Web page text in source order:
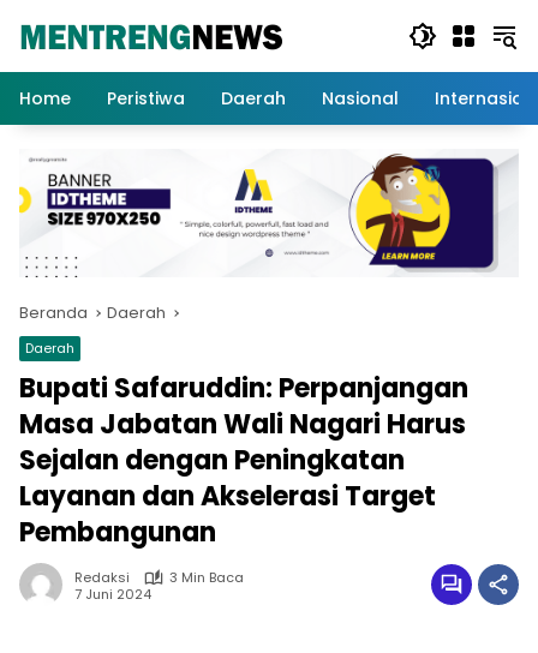
Home
Peristiwa Daerah Nasional
Beranda Daerah
Daerah
Bupati Safaruddin: Perpanjangan
Masa Jabatan Wali Nagari Harus
Sejalan dengan Peningkatan
Layanan dan Akselerasi Target
Pembangunan
Redaksi
3 Min Baca
7 Juni 2024